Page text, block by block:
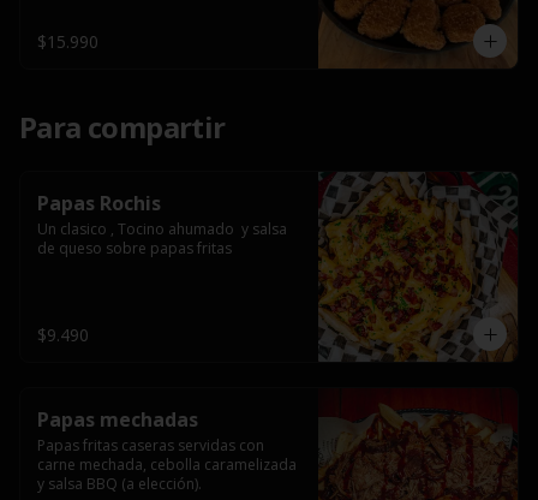
$15.990
Para compartir
Papas Rochis
Un clasico , Tocino ahumado  y salsa
de queso sobre papas fritas
$9.490
Papas mechadas
Papas fritas caseras servidas con
carne mechada, cebolla caramelizada
y salsa BBQ (a elección).